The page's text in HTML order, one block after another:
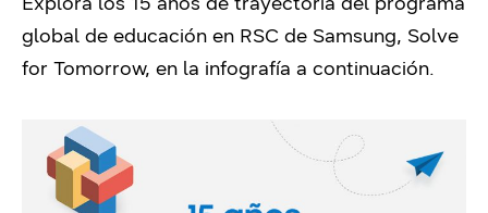
global de educación en RSC de Samsung, Solve
for Tomorrow, en la infografía a continuación.